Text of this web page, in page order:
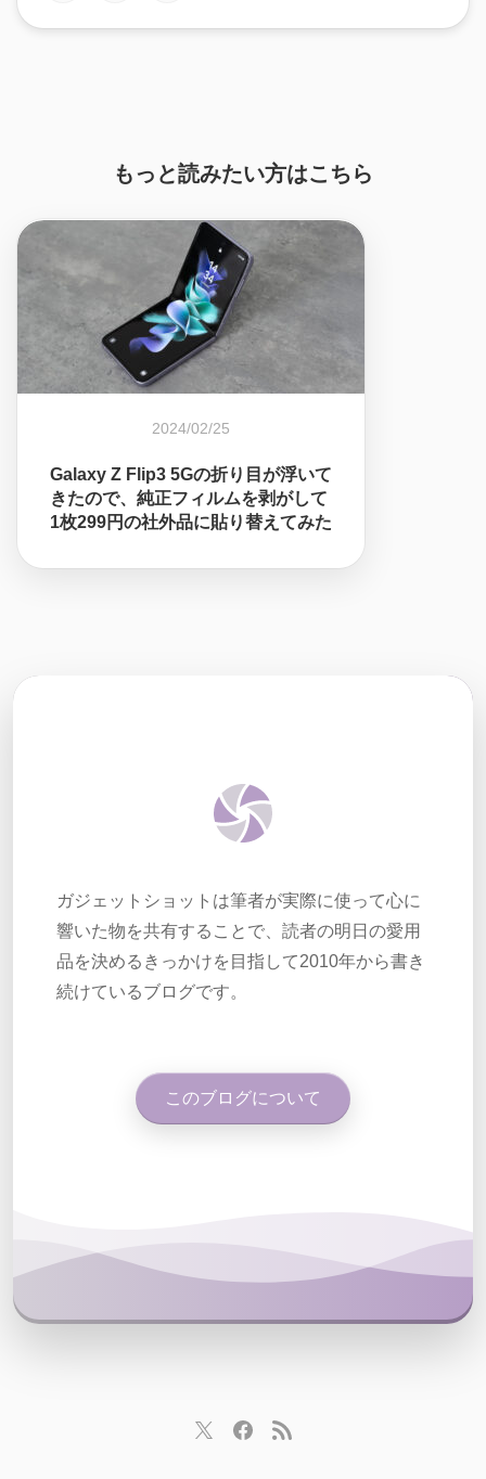
もっと読みたい方はこちら
2024/02/25
Galaxy Z Flip3 5Gの折り目が浮いて
きたので、純正フィルムを剥がして
1枚299円の社外品に貼り替えてみた
ガジェットショットは筆者が実際に使って心に
響いた物を共有することで、読者の明日の愛用
品を決めるきっかけを目指して2010年から書き
続けているブログです。
このブログについて